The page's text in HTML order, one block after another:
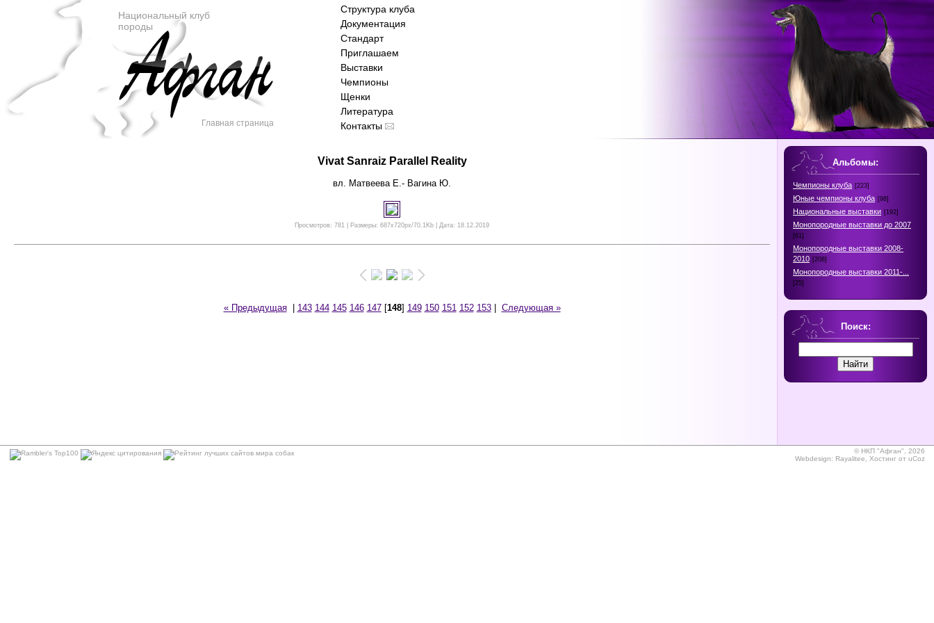
Национальный клуб
породы
Главная страница
Структура клуба
Документация
Стандарт
Приглашаем
Выставки
Чемпионы
Щенки
Литература
Контакты
Vivat Sanraiz Parallel Reality
вл. Матвеева Е.- Вагина Ю.
Просмотров: 781 | Размеры: 687x720px/70.1Kb | Дата: 18.12.2019
« Предыдущая| 143 144 145 146 147[148] 149 150 151 152 153| Следующая »
Альбомы:
Чемпионы клуба [223]
Юные чемпионы клуба [98]
Национальные выставки [192]
Монопородные выставки до 2007
[61]
Монопородные выставки 2008-
2010 [208]
Монопородные выставки 2011-...
[25]
Поиск:
©НКП "Афган", 2026
Webdesign: Rayalitee Хостинг от uCoz